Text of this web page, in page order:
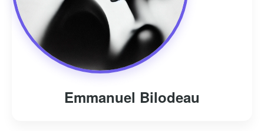
Emmanuel Bilodeau